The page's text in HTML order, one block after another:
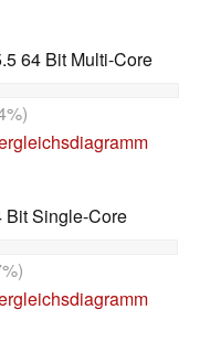
64 Bit Multi-Core
Bit Single-Core